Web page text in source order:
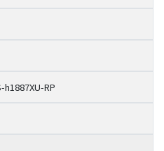
h1887XU-RP